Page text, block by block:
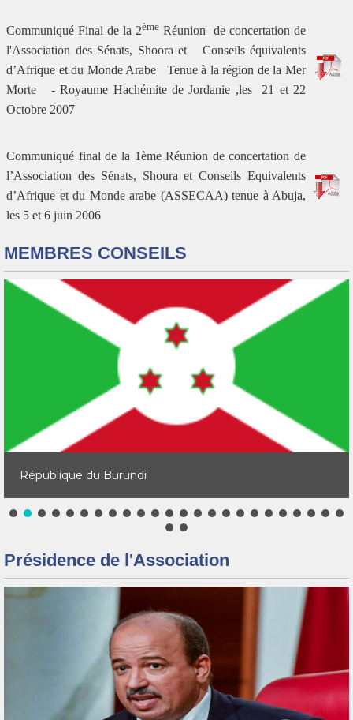
Communiqué Final de la 2ème Réunion de concertation de
l'Association des Sénats, Shoora et Conseils équivalents
d’Afrique et du Monde Arabe Tenue à la région de la Mer
Morte - Royaume Hachémite de Jordanie ,les 21 et 22
Octobre 2007
Communiqué final de la 1ème Réunion de concertation de
l’Association des Sénats, Shoura et Conseils Equivalents
d’Afrique et du Monde arabe (ASSECAA) tenue à Abuja,
les 5 et 6 juin 2006
MEMBRES CONSEILS
République du Burundi
Présidence de l'Association